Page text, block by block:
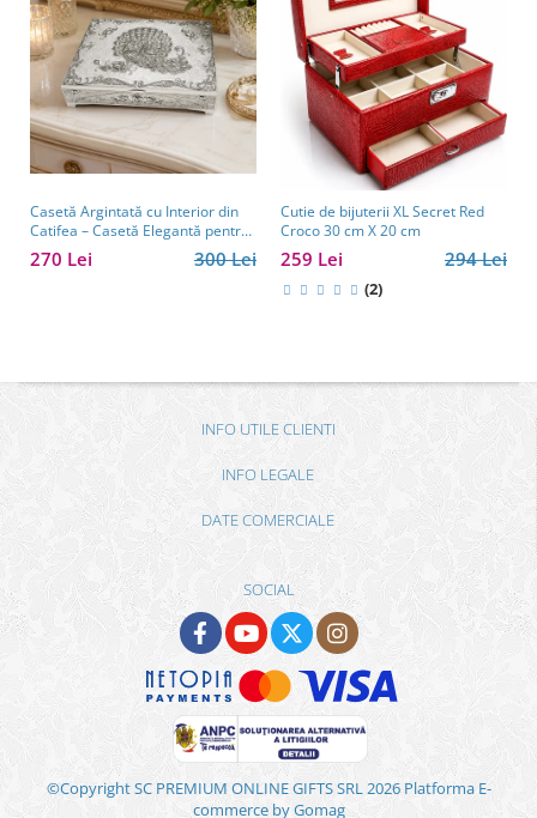
Casetă Argintată cu Interior din
Catifea – Casetă Elegantă pentru
Bijuterii, Model cu Păun
300 Lei
270 Lei
Cutie de bijuterii XL Secret Red
Croco 30 cm X 20 cm
294 Lei
259 Lei
(2)
INFO UTILE CLIENTI
INFO LEGALE
DATE COMERCIALE
SOCIAL
©Copyright SC PREMIUM ONLINE GIFTS SRL 2026 Platforma E-
commerce by Gomag